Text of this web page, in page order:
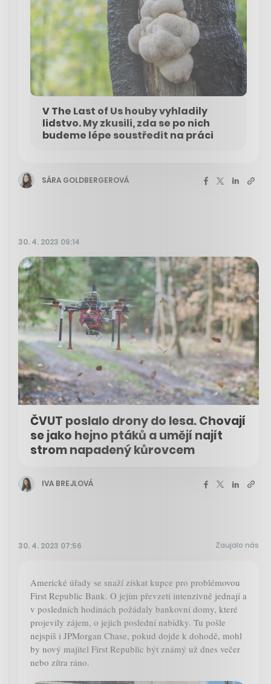
V The Last of Us houby vyhladily
lidstvo. My zkusili, zda se po nich
budeme lépe soustředit na práci
SÁRA GOLDBERGEROVÁ
30. 4. 2023 09:14
ČVUT poslalo drony do lesa. Chovají
se jako hejno ptáků a umějí najít
strom napadený kůrovcem
IVA BREJLOVÁ
30. 4. 2023 07:56 Zaujalo nás
Americké úřady se snaží získat kupce pro problémovou
First Republic Bank. O jejím převzetí intenzivně jednají a
v posledních hodinách požádaly bankovní domy, které
projevily zájem, o jejich poslední nabídky. Tu pošle
nejspíš i JPMorgan Chase, pokud dojde k dohodě, mohl
by nový majitel First Republic být známý už dnes večer
nebo zítra ráno.